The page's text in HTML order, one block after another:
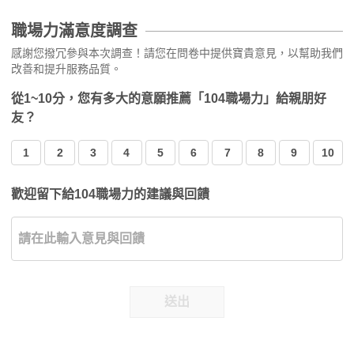
職場力滿意度調查
感謝您撥冗參與本次調查！請您在問卷中提供寶貴意見，以幫助我們
改善和提升服務品質。
從1~10分，您有多大的意願推薦「104職場力」給親朋好
友？
1 2 3 4 5 6 7 8 9 10
歡迎留下給104職場力的建議與回饋
送出